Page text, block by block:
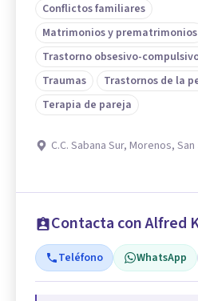
Conflictos familiares
Matrimonios y prematrimonios
Trastorno obsesivo-
Traumas
Trastornos de la
Terapia de pareja
C.C. Sabana Sur, Morenos,
Contacta con Alfred
Teléfono WhatsApp